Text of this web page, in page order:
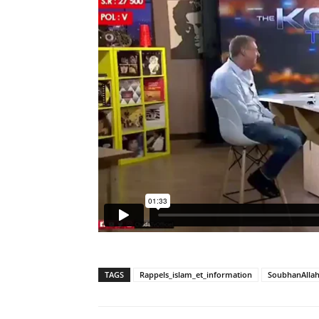
TAGS Rappels_islam_et_information SoubhanAllah